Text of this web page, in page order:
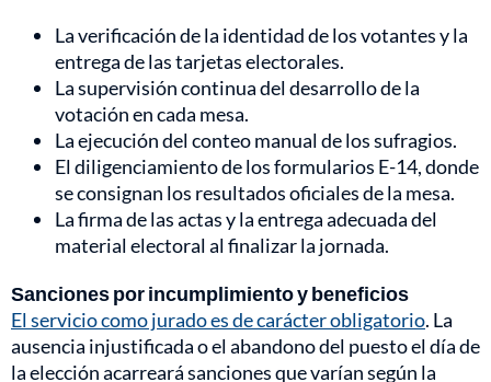
La verificación de la identidad de los votantes y la
entrega de las tarjetas electorales.
La supervisión continua del desarrollo de la
votación en cada mesa.
La ejecución del conteo manual de los sufragios.
El diligenciamiento de los formularios E-14, donde
se consignan los resultados oficiales de la mesa.
La firma de las actas y la entrega adecuada del
material electoral al finalizar la jornada.
Sanciones por incumplimiento y beneficios
El servicio como jurado es de carácter obligatorio. La
ausencia injustificada o el abandono del puesto el día de
la elección acarreará sanciones que varían según la